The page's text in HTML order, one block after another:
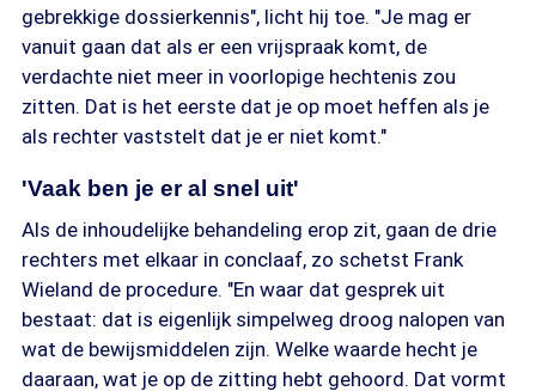
gebrekkige dossierkennis", licht hij toe. "Je mag er
vanuit gaan dat als er een vrijspraak komt, de
verdachte niet meer in voorlopige hechtenis zou
zitten. Dat is het eerste dat je op moet heffen als je
als rechter vaststelt dat je er niet komt."
'Vaak ben je er al snel uit'
Als de inhoudelijke behandeling erop zit, gaan de drie
rechters met elkaar in conclaaf, zo schetst Frank
Wieland de procedure. "En waar dat gesprek uit
bestaat: dat is eigenlijk simpelweg droog nalopen van
wat de bewijsmiddelen zijn. Welke waarde hecht je
daaraan, wat je op de zitting hebt gehoord. Dat vormt